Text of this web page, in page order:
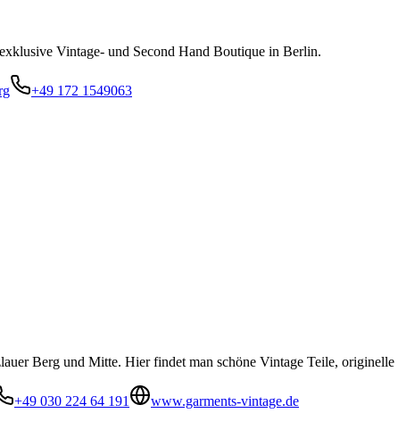
Vintage- und Second Hand Boutique in Berlin.
+49 172 1549063
Berg und Mitte. Hier findet man schöne Vintage Teile,
+49 030 224 64 191
www.garments-vintage.de